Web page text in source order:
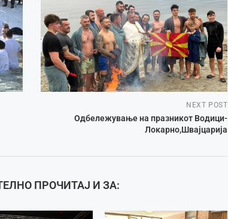
NEXT POST
Одбележување на празникот Водици-
Локарно,Швајцарија
ПРОЧИТАЈ И ЗА: